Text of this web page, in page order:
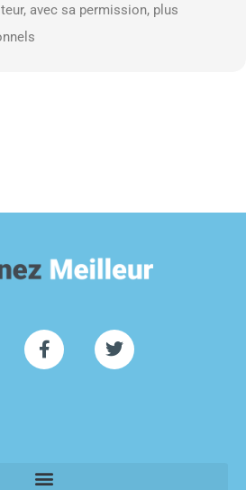
avec sa permission, plus